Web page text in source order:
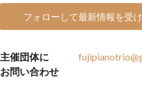
フォローして最新情報を受
主催団体に
お問い合わせ